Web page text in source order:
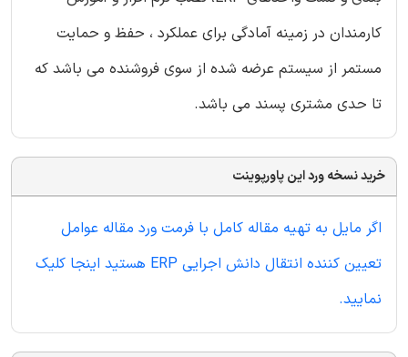
کارمندان در زمینه آمادگی برای عملکرد ، حفظ و حمایت
مستمر از سیستم عرضه شده از سوی فروشنده می باشد که
تا حدی مشتری پسند می باشد.
خرید نسخه ورد این پاورپوینت
اگر مایل به تهیه مقاله کامل با فرمت ورد مقاله عوامل
تعیین کننده انتقال دانش اجرایی ERP هستید اینجا کلیک
نمایید.